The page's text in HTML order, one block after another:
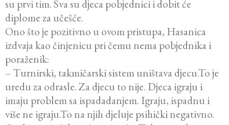
su prvi tim. Sva su djeca pobjednici i dobit će
diplome za učešće.
Ono što je pozitivno u ovom pristupa, Hasanica
izdvaja kao činjenicu pri čemu nema pobjednika i
poraženik:
– Turnirski, takmičarski sistem uništava djecu.To je
uredu za odrasle. Za djecu to nije. Djeca igraju i
imaju problem sa ispadadanjem. Igraju, ispadnu i
više ne igraju.To na njih djeluje psihički negativno.